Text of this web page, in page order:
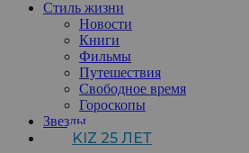
Стиль жизни
Новости
Книги
Фильмы
Путешествия
Свободное время
Гороскопы
Звезды
KIZ 25 ЛЕТ